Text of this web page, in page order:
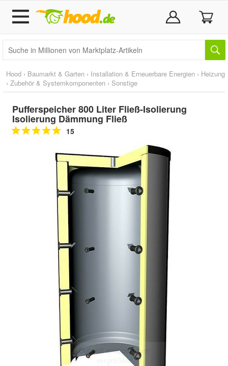
Hood › Baumarkt & Garten › Installation & Erneuerbare Energien › Heizung
› Zubehör & Systemkomponenten › Sonstige
Pufferspeicher 800 Liter Fließ-Isolierung
Isolierung Dämmung Fließ
15
Doppelt antippen zum
vergrößern